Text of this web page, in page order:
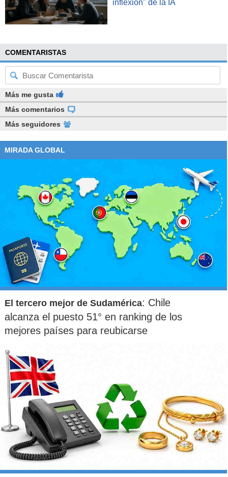
inflexión" de la IA
COMENTARISTAS
Más me gusta
Más comentarios
Más seguidores
MIRADA GLOBAL
El tercero mejor de Sudamérica: Chile
alcanza el puesto 51° en ranking de los
mejores países para reubicarse